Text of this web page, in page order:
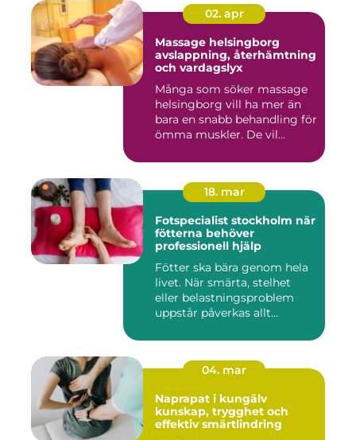
02. apr
Massage helsingborg
avslappning, återhämtning
och vardagslyx
Många som söker massage
helsingborg vill ha mer än
bara en snabb behandling för
ömma muskler. De vil...
18. mar
Fotspecialist stockholm när
fötterna behöver
professionell hjälp
Fötter ska bära genom hela
livet. När smärta, stelhet
eller belastningsproblem
uppstår påverkas allt...
04. mar
Naprapat i kungälv
kunskap, trygghet och
effektiv smärtlindring